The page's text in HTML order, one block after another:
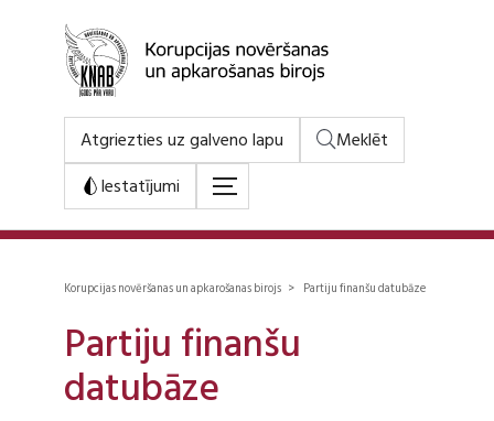
Atgriezties uz galveno lapu
Meklēt
Iestatījumi
Korupcijas novēršanas un apkarošanas birojs > Partiju finanšu datubāze
Partiju finanšu
datubāze